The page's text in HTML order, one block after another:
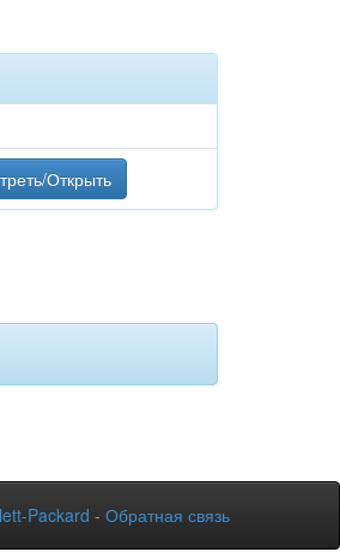
Открыть
Packard - Обратная связь